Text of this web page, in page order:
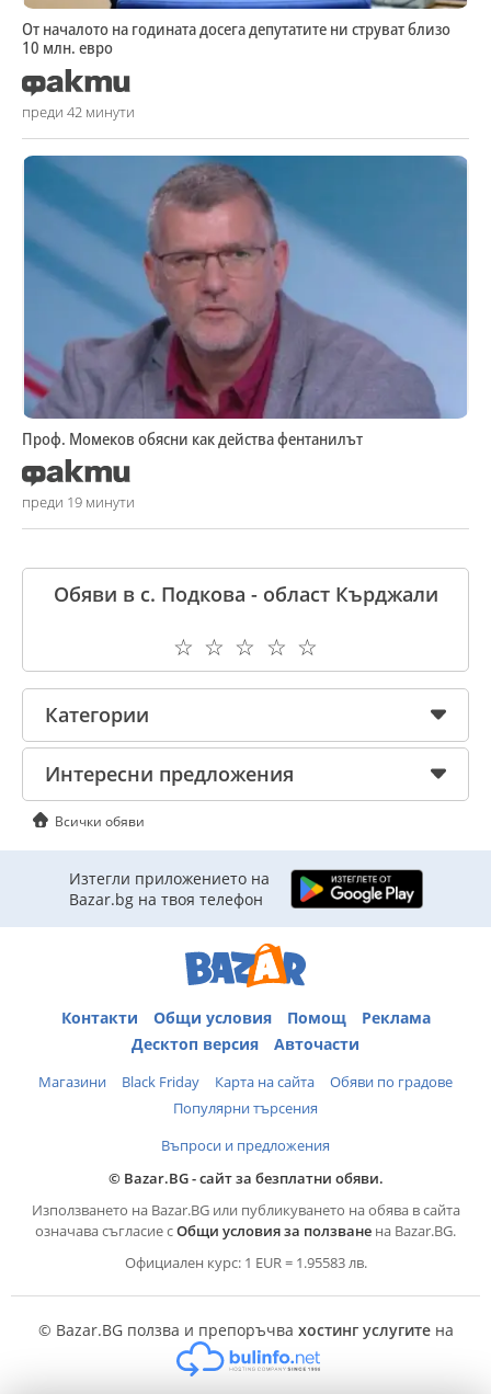
От началото на годината досега депутатите ни струват близо
10 млн. евро
преди 42 минути
Проф. Момеков обясни как действа фентанилът
преди 19 минути
Обяви в с. Подкова - област Кърджали
☆
☆
☆
☆
☆
Категории
Интересни предложения
Всички обяви
Изтегли приложението на
Bazar.bg на твоя телефон
Контакти Общи условия Помощ
Реклама
Десктоп версия
Авточасти
Магазини Black Friday Карта на сайта
Обяви по градове
Популярни търсения
Въпроси и предложения
© Bazar.BG - сайт за безплатни обяви.
Използването на Bazar.BG или публикуването на обява в сайта
означава съгласие сОбщи условия за ползване на Bazar.BG.
Официален курс: 1 EUR = 1.95583 лв.
© Bazar.BG ползва и препоръчва хостинг услугитена